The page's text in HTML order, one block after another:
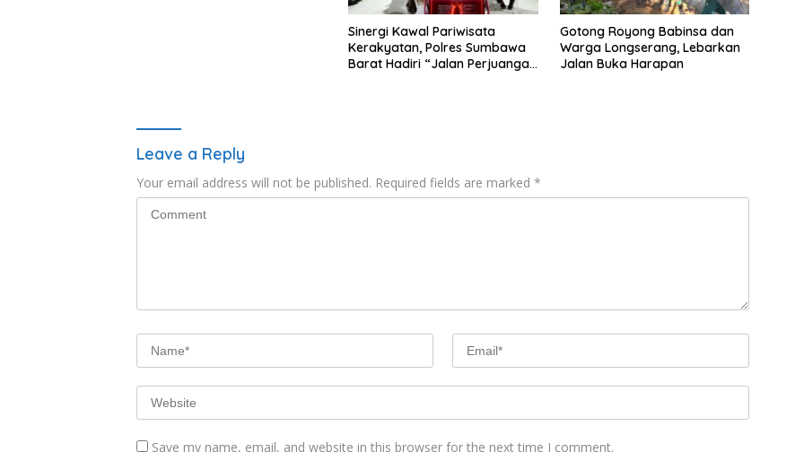
Sinergi Kawal Pariwisata
Kerakyatan, Polres Sumbawa
Barat Hadiri “Jalan Perjuangan
Gotong Royong Babinsa dan
Warga Longserang, Lebarkan
Jalan Buka Harapan
Leave a Reply
Your email address will not be published. Required fields are marked *
Save my name, email, and website in this browser for the next time I comment.